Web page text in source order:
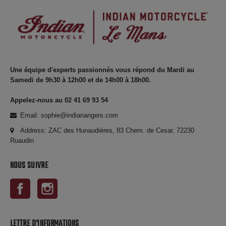
Une équipe d'experts passionnés vous répond du Mardi au
Samedi de 9h30 à 12h00 et de 14h00 à 18h00.
Appelez-nous au 02 41 69 93 54
Email: sophie@indianangers.com
Address: ZAC des Hunaudières, 83 Chem. de Cesar, 72230
Ruaudin
NOUS SUIVRE
Facebook